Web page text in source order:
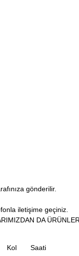
gönderilir.
iletişime geçiniz.
DA
Kol Saati